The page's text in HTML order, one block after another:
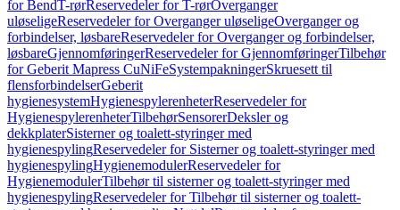
for BendT-rørReservedeler for T-rørOverganger
uløseligeReservedeler for Overganger uløseligeOverganger og
forbindelser, løsbareReservedeler for Overganger og forbindelser,
løsbareGjennomføringerReservedeler for GjennomføringerTilbehør
for Geberit Mapress CuNiFeSystempakningerSkruesett til
flensforbindelserGeberit
hygienesystemHygienespylerenheterReservedeler for
HygienespylerenheterTilbehørSensorerDeksler og
dekkplaterSisterner og toalett-styringer med
hygienespylingReservedeler for Sisterner og toalett-styringer med
hygienespylingHygienemodulerReservedeler for
HygienemodulerTilbehør til sisterner og toalett-styringer med
hygienespylingReservedeler for Tilbehør til sisterner og toalett-